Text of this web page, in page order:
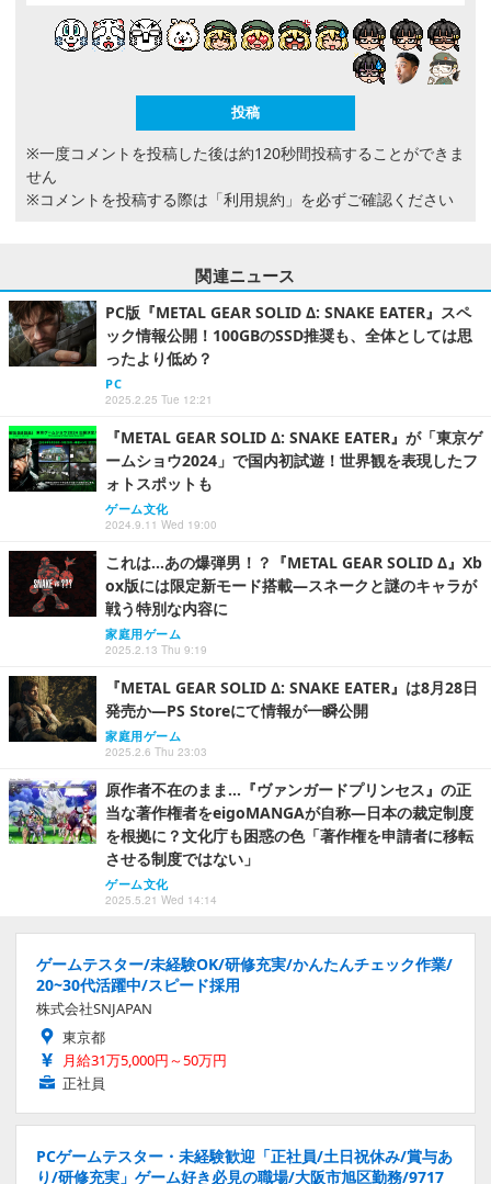
※一度コメントを投稿した後は約120秒間投稿することができま
せん
※コメントを投稿する際は 「利用規約」 を必ずご確認ください
関連ニュース
PC版『METAL GEAR SOLID Δ: SNAKE EATER』スペ
ック情報公開！100GBのSSD推奨も、全体としては思
ったより低め？
PC
2025.2.25 Tue 12:21
『METAL GEAR SOLID Δ: SNAKE EATER』が「東京ゲ
ームショウ2024」で国内初試遊！世界観を表現したフ
ォトスポットも
ゲーム文化
2024.9.11 Wed 19:00
これは…あの爆弾男！？『METAL GEAR SOLID Δ』Xb
ox版には限定新モード搭載―スネークと謎のキャラが
戦う特別な内容に
家庭用ゲーム
2025.2.13 Thu 9:19
『METAL GEAR SOLID Δ: SNAKE EATER』は8月28日
発売か―PS Storeにて情報が一瞬公開
家庭用ゲーム
2025.2.6 Thu 23:03
原作者不在のまま…『ヴァンガードプリンセス』の正
当な著作権者をeigoMANGAが自称―日本の裁定制度
を根拠に？文化庁も困惑の色「著作権を申請者に移転
させる制度ではない」
ゲーム文化
2025.5.21 Wed 14:14
ゲームテスター/未経験OK/研修充実/かんたんチェック作業/
20~30代活躍中/スピード採用
株式会社SNJAPAN
東京都
月給31万5,000円～50万円
正社員
PCゲームテスター・未経験歓迎「正社員/土日祝休み/賞与あ
り/研修充実」ゲーム好き必見の職場/大阪市旭区勤務/9717